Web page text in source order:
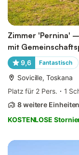
Zimmer 'Pernina'
mit
9,6 Fantastisch
Sovicille, Toskana
Platz für 2 Pers.
1
8 weitere
KOSTENLOSE